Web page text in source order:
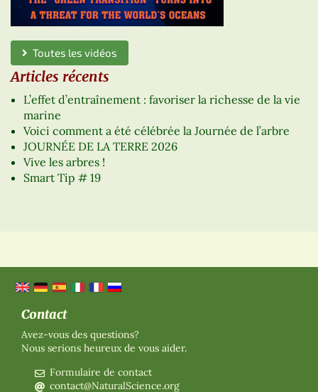
Toutes les vidéos
Articles récents
L’effet d’entraînement : favoriser la richesse de la vie
marine
Voici comment a été célébrée la Journée de l’arbre
JOURNÉE DE LA TERRE 2026
Vive les arbres !
Smart Tip # 19
Contact
Avez-vous des questions?
Nous serions heureux de vous aider.
Formulaire de contact
contact@NaturalScience.org